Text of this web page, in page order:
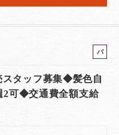
パ
ト
スタッフ募集◆髪色自
可◆交通費全額支給